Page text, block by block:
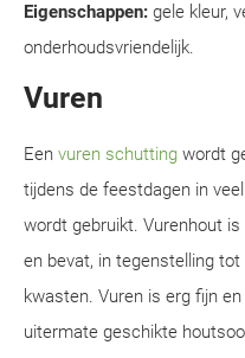
Eigenschappen: gele kleur,
onderhoudsvriendelijk.
Vuren
Een vuren schutting wordt
tijdens de feestdagen in
wordt gebruikt. Vurenhout
en bevat, in tegenstelling
kwasten. Vuren is erg fijn
uitermate geschikte